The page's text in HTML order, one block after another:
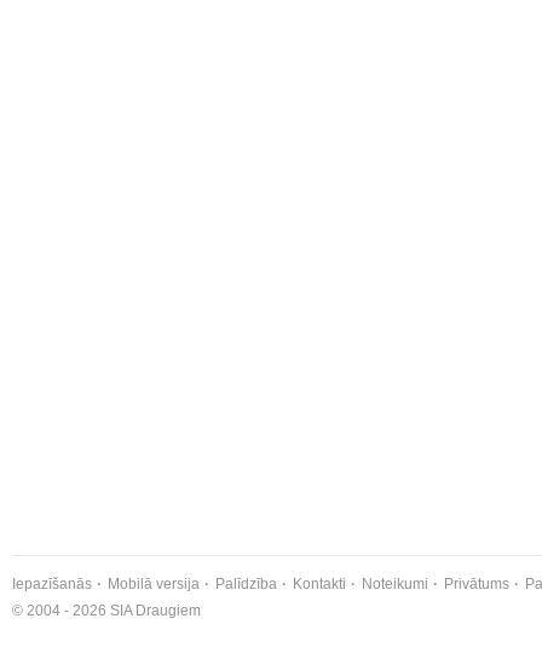
Iepazīšanās Mobilā versija Palīdzība Kontakti Noteikumi Privātums
© 2004 - 2026 SIA Draugiem